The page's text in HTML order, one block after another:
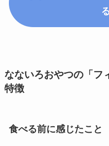
なないろおやつの「フ
特徴
食べる前に感じたこと